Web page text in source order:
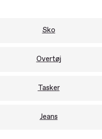
Sko
Overtøj
Tasker
Jeans